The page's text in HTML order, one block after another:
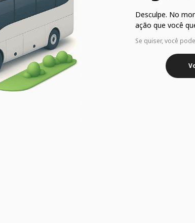
Desculpe. No
ação que você
Se quiser, você